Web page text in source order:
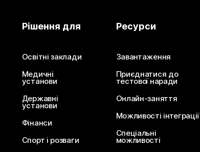
Рішення для
Освітні заклади
Медичні
установи
Державні
установи
Фінанси
Спорт і розваги
Ресурси
Завантаження
Приєднатися до
тестової наради
Онлайн-заняття
Можливості інтеграції
Спеціальні
можливості